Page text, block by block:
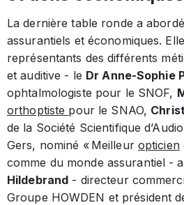
La dernière table ronde a
assurantiels et économiques.
représentants des différents
et auditive - le Dr Anne-Sophie
ophtalmologiste pour le SNOF,
orthoptiste pour le SNAO,
de la Société Scientifique
Gers, nominé « Meilleur opticien
comme du monde assurantiel -
Hildebrand - directeur
Groupe HOWDEN et président